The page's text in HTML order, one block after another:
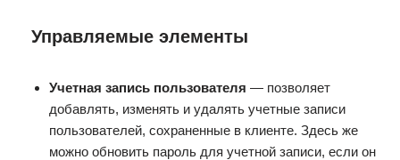
Управляемые элементы
Учетная запись пользователя — позволяет
добавлять, изменять и удалять учетные записи
пользователей, сохраненные в клиенте. Здесь же
можно обновить пароль для учетной записи, если он